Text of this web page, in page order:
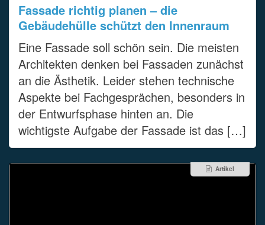
Fassade richtig planen – die
Gebäudehülle schützt den Innenraum
Eine Fassade soll schön sein. Die meisten
Architekten denken bei Fassaden zunächst
an die Ästhetik. Leider stehen technische
Aspekte bei Fachgesprächen, besonders in
der Entwurfsphase hinten an. Die
wichtigste Aufgabe der Fassade ist das […]
Artikel